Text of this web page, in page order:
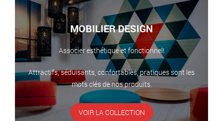
MOBILIER DESIGN
Associer esthétique et fonctionnel!
Attractifs, séduisants, confortables, pratiques sont les
mots clés de nos produits.
VOIR LA COLLECTION